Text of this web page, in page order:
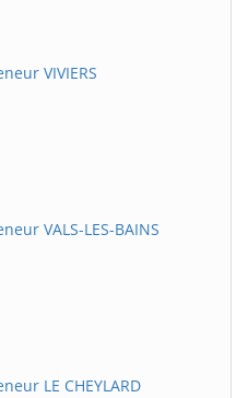
VIVIERS
VALS-LES-BAINS
LE CHEYLARD